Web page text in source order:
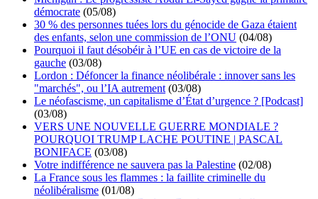
démocrate (05/08)
30 % des personnes tuées lors du génocide de Gaza étaient
des enfants, selon une commission de l’ONU (04/08)
Pourquoi il faut désobéir à l’UE en cas de victoire de la
gauche (03/08)
Lordon : Défoncer la finance néolibérale : innover sans les
"marchés", ou l’IA autrement (03/08)
Le néofascisme, un capitalisme d’État d’urgence ? [Podcast]
(03/08)
VERS UNE NOUVELLE GUERRE MONDIALE ?
POURQUOI TRUMP LACHE POUTINE | PASCAL
BONIFACE (03/08)
Votre indifférence ne sauvera pas la Palestine (02/08)
La France sous les flammes : la faillite criminelle du
néolibéralisme (01/08)